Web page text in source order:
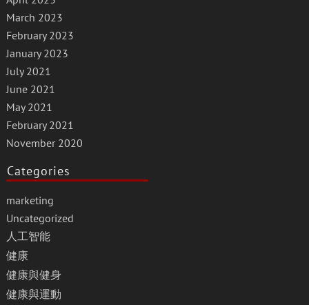
March 2023
February 2023
January 2023
July 2021
June 2021
May 2021
February 2021
November 2020
Categories
marketing
Uncategorized
人工智能
健康
健康與健身
健康與運動